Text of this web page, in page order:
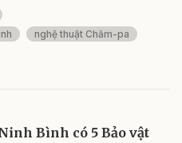
nghệ thuật Chăm-pa
Bình có 5 Bảo vật